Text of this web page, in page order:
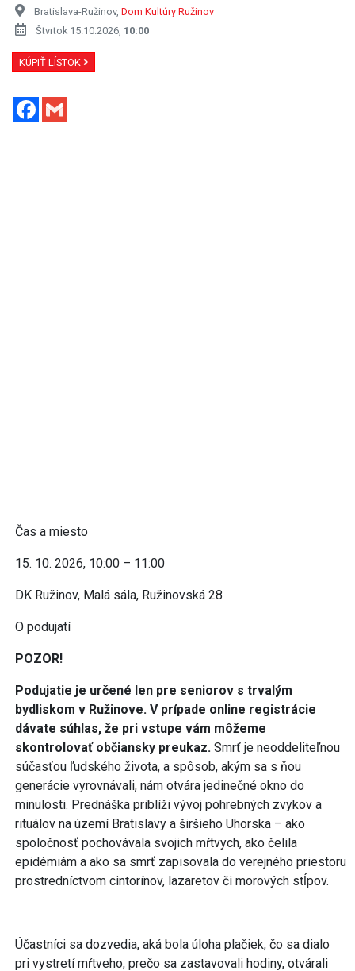
Bratislava-Ružinov, Dom Kultúry Ružinov
Štvrtok 15.10.2026, 10:00
KÚPIŤ LÍSTOK
Facebook
Čas a miesto
15. 10. 2026, 10:00 – 11:00
DK Ružinov, Malá sála, Ružinovská 28
O podujatí
POZOR!
Podujatie je určené len pre seniorov s trvalým
bydliskom v Ružinove. V prípade online registrácie
dávate súhlas, že pri vstupe vám môžeme
skontrolovať občiansky preukaz. Smrť je neoddeliteľnou
súčasťou ľudského života, a spôsob, akým sa s ňou
generácie vyrovnávali, nám otvára jedinečné okno do
minulosti. Prednáška priblíži vývoj pohrebných zvykov a
rituálov na území Bratislavy a širšieho Uhorska – ako
spoločnosť pochovávala svojich mŕtvych, ako čelila
epidémiám a ako sa smrť zapisovala do verejného priestoru
prostredníctvom cintorínov, lazaretov či morových stĺpov.
Účastníci sa dozvedia, aká bola úloha plačiek, čo sa dialo
pri vystretí mŕtveho, prečo sa zastavovali hodiny, otvárali